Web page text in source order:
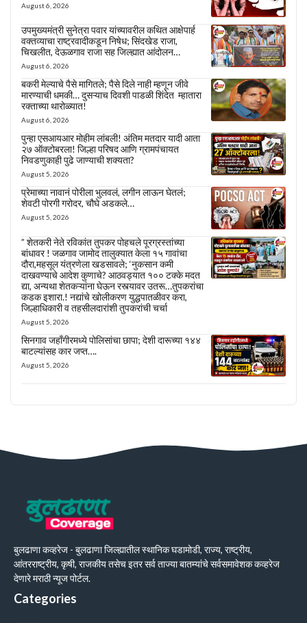
August 6, 2026
उपमुख्यमंत्री सुनेत्रा पवार यांच्यावरील कथित आक्षेपार्ह
वक्तव्याचा राष्ट्रवादीकडून निषेध; सिंदखेड राजा,
चिखलीत, देऊळगाव राजा सह जिल्ह्यात आंदोलन…
August 6, 2026
बकरी मेल्याचे पैसे मागितले; पैसे दिले नाही म्हणून जीवे
मारण्याची धमकी… दुसऱ्याच दिवशी पाडळी शिंदेत म्हातारा
रक्ताच्या थारोळ्यात!
August 6, 2026
पुन्हा एसआयआर मोहीम लांबली! अंतिम मतदार यादी आता
२७ ऑक्टोबरला! जिल्हा परिषद आणि ग्रामपंचायत
निवडणुकाही पुढे जाण्याची शक्यता?
August 5, 2026
प्रेमाच्या नावानं पोरीला भुलवलं, लगीन लाऊन घेतलं;
शेवटी पोरगी गरोदर, चौघे अडकले…
August 5, 2026
” शेतकरी नेते रविकांत तुपकर पोहचले पूरग्रस्तांच्या
बांधावर ! जळगाव जामोद तालुक्यात केला १५ गावांचा
दौरा,महसूल यंत्रणेला खडसावले; ‘नुकसान कमी
दाखवण्याचे आदेश कुणाचे? आठवड्यात १०० टक्के मदत
द्या, अन्यथा शेतकऱ्यांना घेऊन रस्त्यावर उतरू…तुपकरांचा
कडक इशारा.! नद्यांचे खोलीकरण युद्धपातळीवर करा,
जिल्हाधिकारी व तहसीलदारांशी तुपकरांची चर्चा
August 5, 2026
सिनगाव जहाँगीरमध्ये पोलिसांचा छापा; देशी दारूच्या १४४
बाटल्यांसह कार जप्त….
August 5, 2026
बुलढाणा कव्हरेज - बुलढाणा जिल्ह्यातील स्थानिक घडामोडी, राज्य, राष्ट्रीय,
आंतरराष्ट्रीय, कृषी, राजकीय तसेच इतर सर्व ताज्या बातम्यांचे सर्वसमावेशक कव्हरेज
देणारे मराठी न्यूज पोर्टल.
Categories